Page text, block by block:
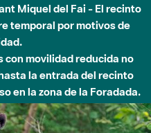
Miquel del Fai - El recinto
temporal por motivos de
con movilidad reducida no
la entrada del recinto
en la zona de la Foradada.